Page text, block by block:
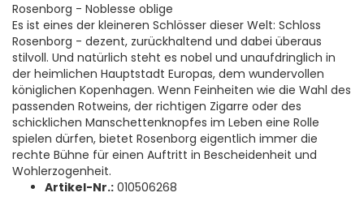
Rosenborg - Noblesse oblige
Es ist eines der kleineren Schlösser dieser Welt: Schloss
Rosenborg - dezent, zurückhaltend und dabei überaus
stilvoll. Und natürlich steht es nobel und unaufdringlich in
der heimlichen Hauptstadt Europas, dem wundervollen
königlichen Kopenhagen. Wenn Feinheiten wie die Wahl des
passenden Rotweins, der richtigen Zigarre oder des
schicklichen Manschettenknopfes im Leben eine Rolle
spielen dürfen, bietet Rosenborg eigentlich immer die
rechte Bühne für einen Auftritt in Bescheidenheit und
Wohlerzogenheit.
Artikel-Nr.: 010506268